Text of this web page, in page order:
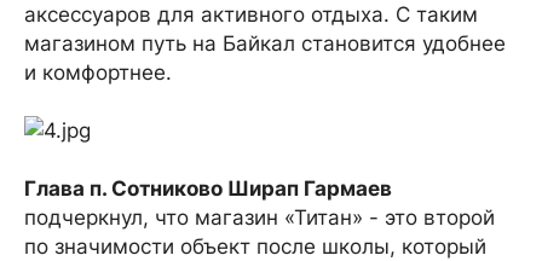
аксессуаров для активного отдыха. С таким
магазином путь на Байкал становится удобнее
и комфортнее.
Глава п. Сотниково Ширап Гармаев
подчеркнул, что магазин «Титан» - это второй
по значимости объект после школы, который